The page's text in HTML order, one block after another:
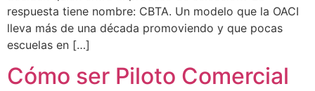
respuesta tiene nombre: CBTA. Un modelo que la OACI
lleva más de una década promoviendo y que pocas
escuelas en […]
Cómo ser Piloto Comercial